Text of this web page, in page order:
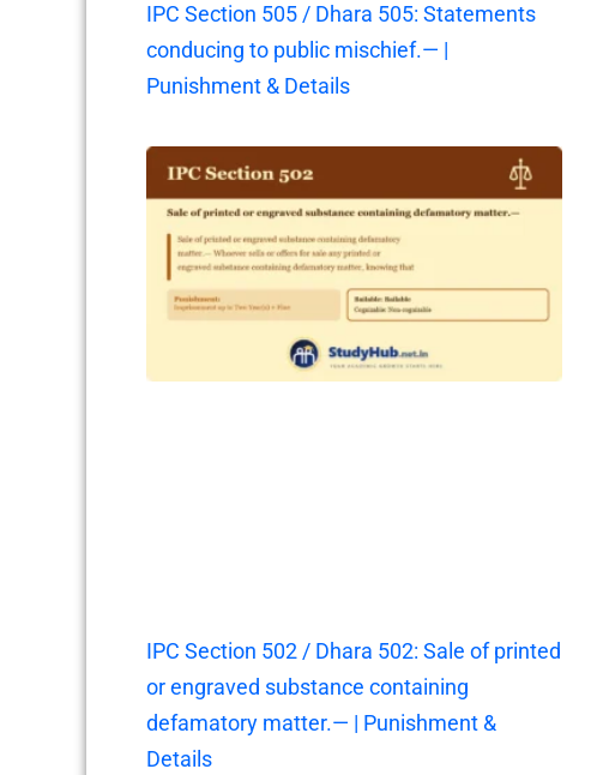
IPC Section 505 / Dhara 505: Statements
conducing to public mischief.— |
Punishment & Details
IPC Section 502 / Dhara 502: Sale of printed
or engraved substance containing
defamatory matter.— | Punishment &
Details